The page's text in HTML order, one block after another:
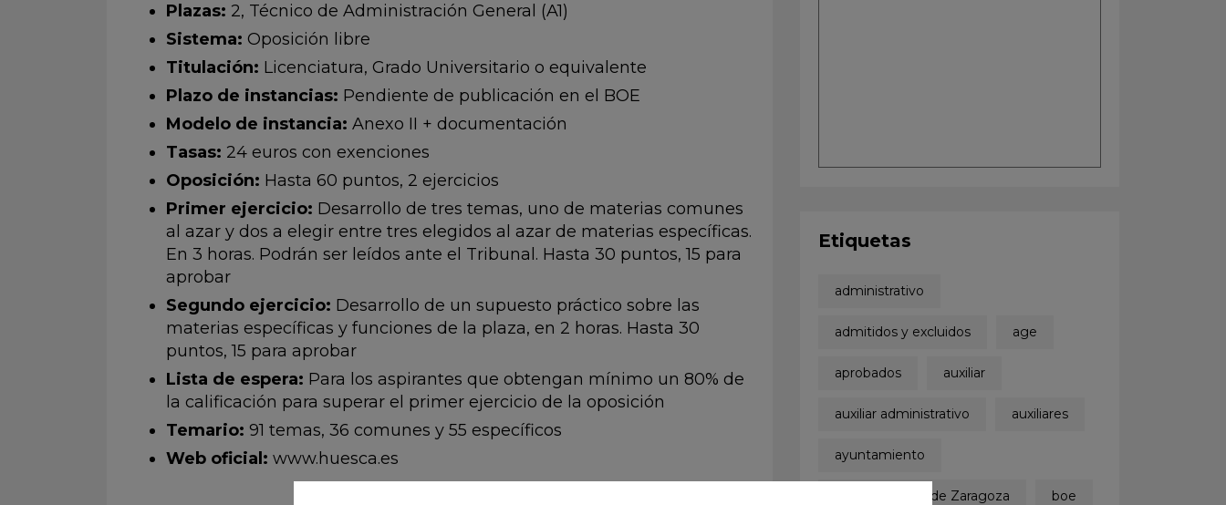
Plazas: 2, Técnico de Administración General (A1)
Sistema: Oposición libre
Titulación: Licenciatura, Grado Universitario o equivalente
Plazo de instancias: Pendiente de publicación en el BOE
Modelo de instancia: Anexo II + documentación
Tasas: 24 euros con exenciones
Oposición: Hasta 60 puntos, 2 ejercicios
Primer ejercicio: Desarrollo de tres temas, uno de materias comunes
al azar y dos a elegir entre tres elegidos al azar de materias específicas.
En 3 horas. Podrán ser leídos ante el Tribunal. Hasta 30 puntos, 15 para
aprobar
Segundo ejercicio: Desarrollo de un supuesto práctico sobre las
materias específicas y funciones de la plaza, en 2 horas. Hasta 30
puntos, 15 para aprobar
Lista de espera: Para los aspirantes que obtengan mínimo un 80% de
la calificación para superar el primer ejercicio de la oposición
Temario: 91 temas, 36 comunes y 55 específicos
Web oficial: www.huesca.es
Etiquetas
administrativo
admitidos y excluidos age
aprobados auxiliar
auxiliar administrativo auxiliares
ayuntamiento
Ayuntamiento de Zaragoza boe